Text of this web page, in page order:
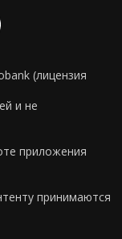
(лицензия
и не
приложения
принимаются